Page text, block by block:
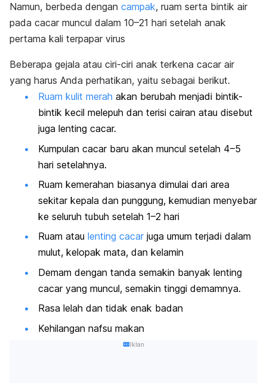
Namun, berbeda dengan campak, ruam serta bintik air
pada cacar muncul dalam 10–21 hari setelah anak
pertama kali terpapar virus
Beberapa gejala atau ciri-ciri anak terkena cacar air
yang harus Anda perhatikan, yaitu sebagai berikut.
Ruam kulit merah akan berubah menjadi bintik-
bintik kecil melepuh dan terisi cairan atau disebut
juga lenting cacar.
Kumpulan cacar baru akan muncul setelah 4–5
hari setelahnya.
Ruam kemerahan biasanya dimulai dari area
sekitar kepala dan punggung, kemudian menyebar
ke seluruh tubuh setelah 1–2 hari
Ruam atau lenting cacar juga umum terjadi dalam
mulut, kelopak mata, dan kelamin
Demam dengan tanda semakin banyak lenting
cacar yang muncul, semakin tinggi demamnya.
Rasa lelah dan tidak enak badan
Kehilangan nafsu makan
Iklan